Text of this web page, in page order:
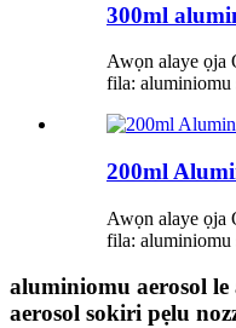
300ml
Awọn alaye ọja
fila: aluminiomu
200ml
Awọn alaye ọja
fila: aluminiomu
aluminiomu aerosol
aerosol sokiri pẹlu